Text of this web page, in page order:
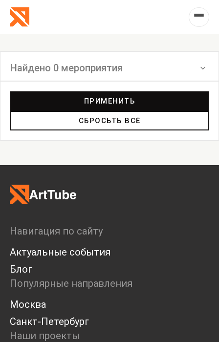
Найдено 0 мероприятия
Дискуссия
Пост-релиз
Пресс-конференция
Ярмарка
Open call
Экскурсия
Дискуссия
Cosmoscow 2024
Blazar 2024
Встречи
Круглый стол
ПРИМЕНИТЬ
СБРОСЬТЬ ВСЁ
Навигация по сайту
Актуальные события
Блог
Популярные направления
Москва
Санкт-Петербург
Наши проекты